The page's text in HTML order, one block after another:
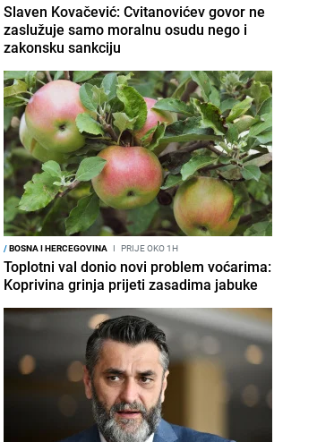
Slaven Kovačević: Cvitanovićev govor ne
zaslužuje samo moralnu osudu nego i
zakonsku sankciju
/BOSNA I HERCEGOVINA I PRIJE OKO 1H
Toplotni val donio novi problem voćarima:
Koprivina grinja prijeti zasadima jabuke